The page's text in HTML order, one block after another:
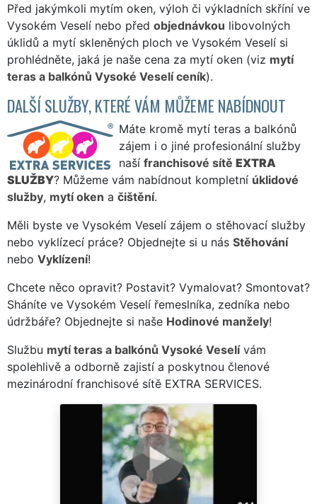
Před jakýmkoli mytím oken, výloh či výkladních skříní ve
Vysokém Veselí nebo před objednávkou libovolných
úklidů a mytí skleněných ploch ve Vysokém Veselí si
prohlédněte, jaká je naše cena za mytí oken (viz mytí
teras a balkónů Vysoké Veselí ceník).
DALŠÍ SLUŽBY, KTERÉ VÁM MŮŽEME NABÍDNOUT
Máte kromě mytí teras a balkónů
zájem i o jiné profesionální služby
naší franchisové sítě EXTRA
SLUŽBY? Můžeme vám nabídnout kompletní úklidové
služby, mytí oken a čištění.
Měli byste ve Vysokém Veselí zájem o stěhovací služby
nebo vyklízecí práce? Objednejte si u nás Stěhování
nebo Vyklízení!
Chcete něco opravit? Postavit? Vymalovat? Smontovat?
Sháníte ve Vysokém Veselí řemeslníka, zedníka nebo
údržbáře? Objednejte si naše Hodinové manžely!
Službu mytí teras a balkónů Vysoké Veselívám
spolehlivě a odborně zajistí a poskytnou členové
mezinárodní franchisové sítě EXTRA SERVICES.